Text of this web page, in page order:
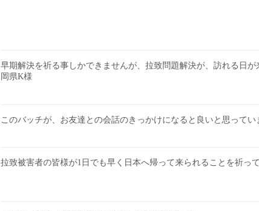
早期解決を祈る事しかできませんが、拉致問題解決が、訪れる日
岡県K様
このバッチが、お友達との会話のきっかけになると良いと思ってい
拉致被害者の皆様が1日でも早く日本へ帰って来られることを祈っ